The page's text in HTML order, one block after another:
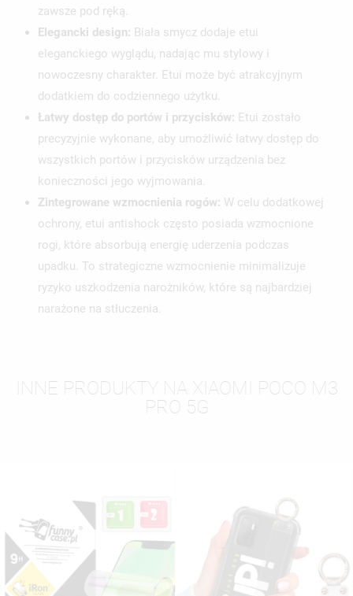
zawsze pod ręką.
Elegancki design: Biała smycz dodaje etui
eleganckiego wyglądu, nadając mu stylowy i
nowoczesny charakter. Etui może być atrakcyjnym
dodatkiem do codziennego użytku.
Łatwy dostęp do portów i przycisków: Etui zostało
precyzyjnie wykonane, aby umożliwić łatwy dostęp do
wszystkich portów i przycisków urządzenia bez
konieczności jego wyjmowania.
Zintegrowane wzmocnienia rogów: W celu dodatkowej
ochrony, etui antishock często posiada wzmocnione
rogi, które absorbują energię uderzenia podczas
upadku. To strategiczne wzmocnienie minimalizuje
ryzyko uszkodzenia narożników, które są najbardziej
narażone na stłuczenia.
INNE PRODUKTY NA XIAOMI POCO M3
PRO 5G